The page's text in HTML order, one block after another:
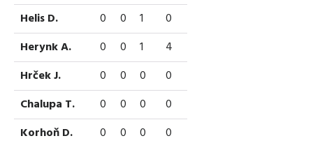
Helis D.
0 0 1
0
Herynk A.
0 0 1
4
Hrček J.
0 0 0
0
Chalupa T.
0 0 0
0
Korhoň D.
0 0 0
0